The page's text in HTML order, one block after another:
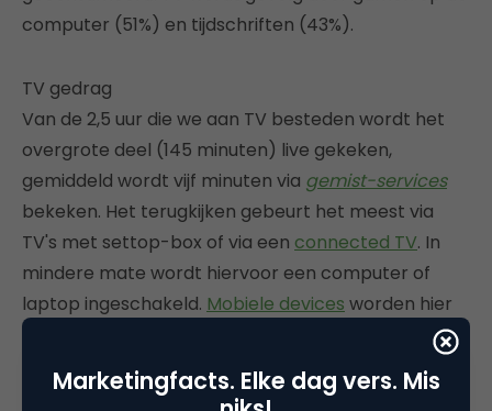
computer (51%) en tijdschriften (43%).
TV gedrag
Van de 2,5 uur die we aan TV besteden wordt het
overgrote deel (145 minuten) live gekeken,
gemiddeld wordt vijf minuten via gemist-services
bekeken. Het terugkijken gebeurt het meest via
TV's met settop-box of via een connected TV. In
mindere mate wordt hiervoor een computer of
laptop ingeschakeld. Mobiele devices worden hier
Afbeelding:Thomas van de Weerd(cc)
Marketingfacts. Elke dag vers. Mis